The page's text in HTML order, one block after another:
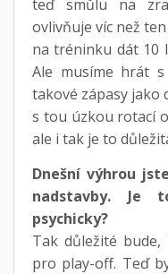
teď smůlu na
ovlivňuje víc než
na tréninku dát 10
Ale musíme hrát
takové zápasy jako
s tou úzkou rotací
ale i tak je to
Dnešní výhrou
nadstavby. Je
psychicky?
Tak důležité
pro play-off. Teď